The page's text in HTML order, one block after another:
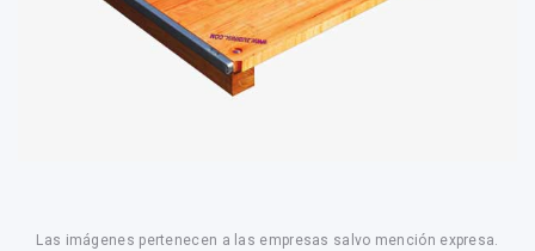
Las imágenes pertenecen a las empresas salvo mención expresa.